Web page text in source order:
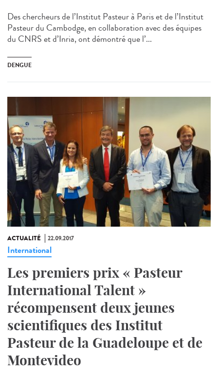
Des chercheurs de l’Institut Pasteur à Paris et de l’Institut
Pasteur du Cambodge, en collaboration avec des équipes
du CNRS et d’Inria, ont démontré que l’...
DENGUE
ACTUALITÉ 22.09.2017
International
Les premiers prix « Pasteur
International Talent »
récompensent deux jeunes
scientifiques des Institut
Pasteur de la Guadeloupe et de
Montevideo